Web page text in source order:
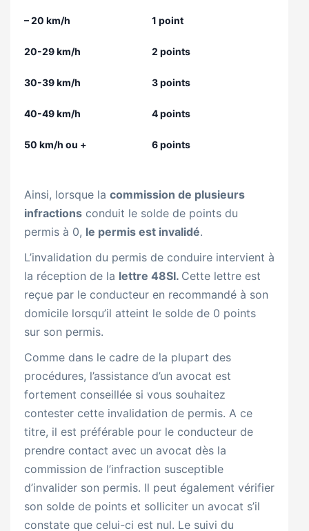
– 20 km/h 1 point
20-29 km/h 2 points
30-39 km/h 3 points
40-49 km/h 4 points
50 km/h ou + 6 points
Ainsi, lorsque la commission de plusieurs
infractions conduit le solde de points du
permis à 0, le permis est invalidé.
L’invalidation du permis de conduire intervient à
la réception de la lettre 48SI. Cette lettre est
reçue par le conducteur en recommandé à son
domicile lorsqu’il atteint le solde de 0 points
sur son permis.
Comme dans le cadre de la plupart des
procédures, l’assistance d’un avocat est
fortement conseillée si vous souhaitez
contester cette invalidation de permis. A ce
titre, il est préférable pour le conducteur de
prendre contact avec un avocat dès la
commission de l’infraction susceptible
d’invalider son permis. Il peut également vérifier
son solde de points et solliciter un avocat s’il
constate que celui-ci est nul. Le suivi du